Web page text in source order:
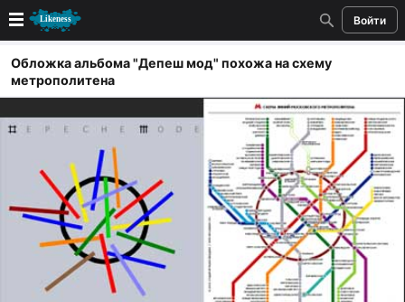
Войти
Новые
Голосование
Кандидаты
Случайное сходство 👍
Обложка альбома "Депеш мод" похожа на схему
метрополитена